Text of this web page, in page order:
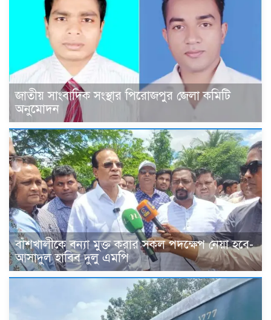
জাতীয় সাংবাদিক সংস্থার পিরোজপুর জেলা কমিটি
অনুমোদন
বাঁশখালীকে বন্যা মুক্ত করার সকল পদক্ষেপ নেয়া হবে-
আসাদুল হাবিব দুলু এমপি